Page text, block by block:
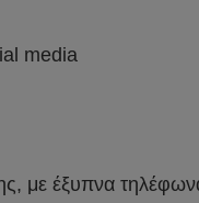
media
με έξυπνα